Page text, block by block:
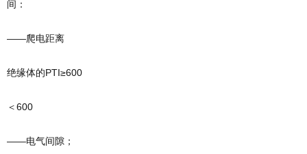
间：
——爬电距离
绝缘体的PTI≥600
＜600
——电气间隙；